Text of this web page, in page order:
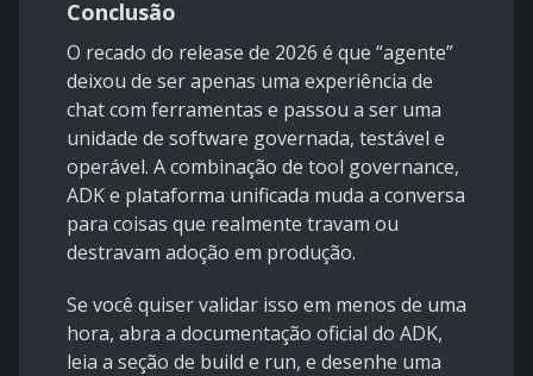
Conclusão
O recado do release de 2026 é que “agente”
deixou de ser apenas uma experiência de
chat com ferramentas e passou a ser uma
unidade de software governada, testável e
operável. A combinação de tool governance,
ADKe plataforma unificada muda a conversa
para coisas que realmente travam ou
destravam adoção em produção.
Se você quiser validar isso em menos de uma
hora, abra a documentação oficial do ADK,
leia a seção de build e run, e desenhe uma